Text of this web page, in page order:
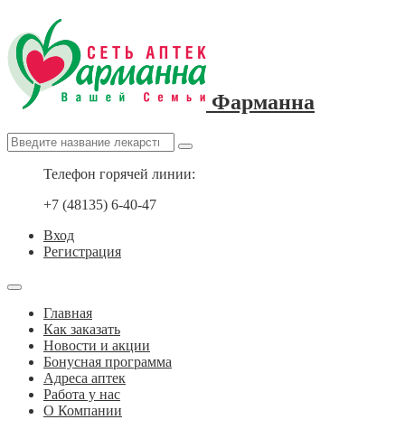
Фарманна
Телефон горячей линии:
+7 (48135) 6-40-47
Вход
Регистрация
Главная
Как заказать
Новости и акции
Бонусная программа
Адреса аптек
Работа у нас
О Компании